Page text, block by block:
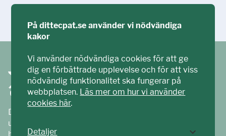
Ditt ECPAT har tagits fram tillsammans med barn och
unga. Vi är en del av ECPAT Sverige – en
På dittecpat.se använder vi nödvändiga
kakor
Vi använder nödvändiga cookies för att ge
dig en förbättrade upplevelse och för att viss
nödvändig funktionalitet ska fungerar på
webbplatsen. Läs mer om hur vi använder
cookies här.
Detaljer